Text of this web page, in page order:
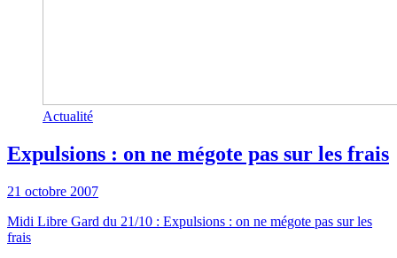
Actualité
Expulsions : on ne mégote pas sur les frais
21 octobre 2007
Midi Libre Gard du 21/10 : Expulsions : on ne mégote pas sur les
frais